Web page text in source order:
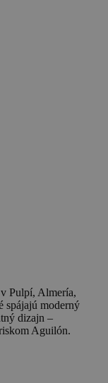
Pulpí, Almería,
spájajú moderný
dizajn –
Aguilón.